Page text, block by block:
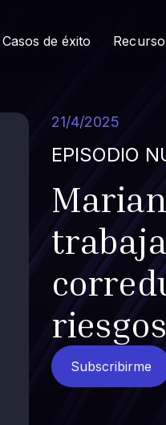
Casos de éxito
21/4/2025
EPISODIO
Subscribirme